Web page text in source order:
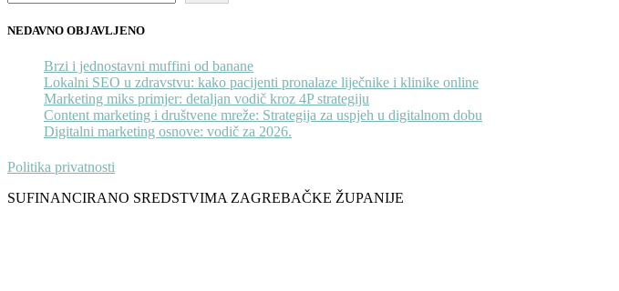
NEDAVNO OBJAVLJENO
Brzi i jednostavni muffini od banane
Lokalni SEO u zdravstvu: kako pacijenti pronalaze liječnike i klinike online
Marketing miks primjer: detaljan vodič kroz 4P strategiju
Content marketing i društvene mreže: Strategija za uspjeh u digitalnom dobu
Digitalni marketing osnove: vodič za 2026.
Politika privatnosti
SUFINANCIRANO SREDSTVIMA ZAGREBAČKE ŽUPANIJE